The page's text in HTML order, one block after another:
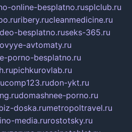
online-besplatno.rusplclub.ru
ribery.rucleanmedicine.ru
besplatno.ruseks-365.ru
avtomaty.ru
porno-besplatno.ru
pichkurovlab.ru
comp123.rudon-ykt.ru
domashnee-porno.ru
doska.rumetropoltravel.ru
media.rurostotsky.ru